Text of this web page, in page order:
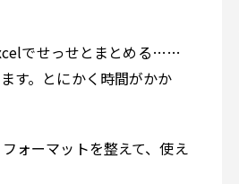
でせっせとまとめる……
す。とにかく時間がかか
ォーマットを整えて、使え